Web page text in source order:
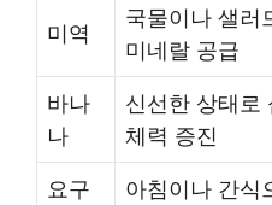
미역
국물이나 샐러
미네랄 공급
바나
나
신선한 상태로
체력 증진
요구
아침이나 간식